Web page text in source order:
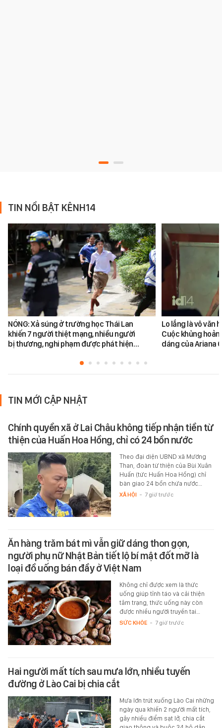
TIN NỔI BẬT KÊNH14
NÓNG: Xả súng ở trường học Thái Lan
khiến 7 người thiệt mạng, nhiều người
bị thương, nghi phạm được phát hiện…
Lo lắng là vô văn
Cuộc khủng
dáng của Ariana
TIN MỚI CẬP NHẬT
Chính quyền xã ở Lai Châu không tiếp nhận tiền từ
thiện của Huấn Hoa Hồng, chỉ có 24 bồn nước
Theo đại diện UBND xã Mường
Than, đoàn từ thiện của Bùi Xuân
Huấn (tức Huấn Hoa Hồng) chỉ
bàn giao 24 bồn chứa nước…
XÃ HỘI - 7 giờ trước
Ăn hàng trăm bát mì vẫn giữ dáng thon gọn,
người phụ nữ Nhật Bản tiết lộ bí mật đốt mỡ là
loại đồ uống bán đầy ở Việt Nam
Không chỉ được xem là thức
uống giúp tỉnh táo và cải thiện
tâm trạng, thức uống này còn
được nhiều người truyền tai…
SỨC KHỎE - 7 giờ trước
Hai người mất tích sau mưa lớn, nhiều tuyến
đường ở Lào Cai bị chia cắt
Mưa lớn trút xuống Lào Cai những
ngày qua khiến 2 người mất tích,
gây nhiều điểm sạt lở, chia cắt